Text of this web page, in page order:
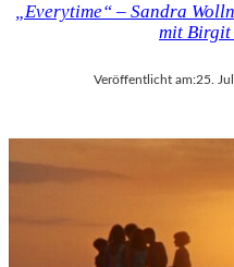
„Everytime“ – Sandra
mit
Veröffentlicht am:25.